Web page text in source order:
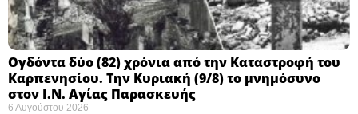
Ογδόντα δύο (82) χρόνια από την Καταστροφή του
Καρπενησίου. Την Κυριακή (9/8) το μνημόσυνο
στον Ι.Ν. Αγίας Παρασκευής
6 Αυγούστου 2026